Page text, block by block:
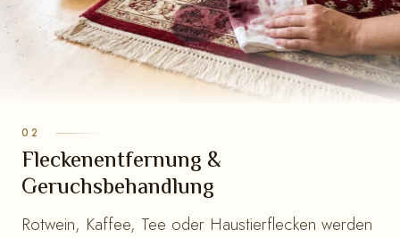
Fleckenentfernung &
Geruchsbehandlung
Rotwein, Kaffee, Tee oder Haustierflecken werden